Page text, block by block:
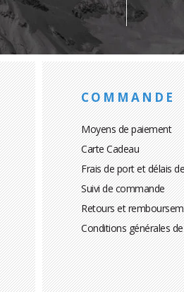
COMMANDE
Moyens de paiement
Carte Cadeau
Frais de port et délais
Suivi de commande
Retours et
Conditions générales